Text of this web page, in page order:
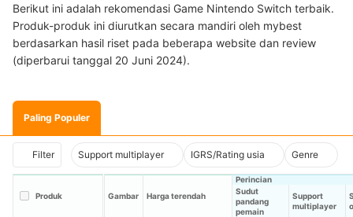
Berikut ini adalah rekomendasi Game Nintendo Switch terbaik.
Produk-produk ini diurutkan secara mandiri oleh mybest
berdasarkan hasil riset pada beberapa website dan review
(diperbarui tanggal 20 Juni 2024).
Paling Populer
Filter Support multiplayer IGRS/Rating usia Genre
Produk Gambar Harga terendah
Perincian
Sudut
pandang
pemain
Support
multiplayer